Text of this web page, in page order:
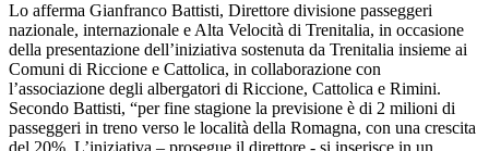
Lo afferma Gianfranco Battisti, Direttore divisione passeggeri
nazionale, internazionale e Alta Velocità di Trenitalia, in occasione
della presentazione dell’iniziativa sostenuta da Trenitalia insieme ai
Comuni di Riccione e Cattolica, in collaborazione con
l’associazione degli albergatori di Riccione, Cattolica e Rimini.
Secondo Battisti, “per fine stagione la previsione è di 2 milioni di
passeggeri in treno verso le località della Romagna, con una crescita
del 20%. L’iniziativa – prosegue il direttore - si inserisce in un